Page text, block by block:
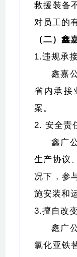
救援装备
对员工的
（二）鑫
1.违规承
鑫嘉
省内承接
案。
2. 安全责
鑫广
生产协议
况下，参
施安装和
3.擅自改
鑫广
氯化亚铁